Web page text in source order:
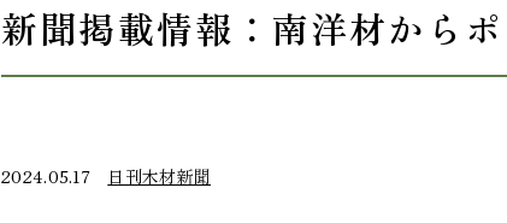
新聞掲載情報：南洋材から
2024.05.17 日刊木材新聞